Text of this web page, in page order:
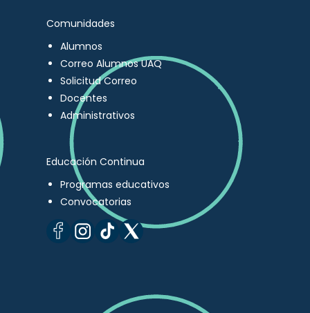
Comunidades
Alumnos
Correo Alumnos UAQ
Solicitud Correo
Docentes
Administrativos
Educación Continua
Programas educativos
Convocatorias